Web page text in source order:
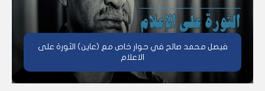
فيصل محمد صالح في حوار خاص مع (عاين) الثورة على
الاعلام